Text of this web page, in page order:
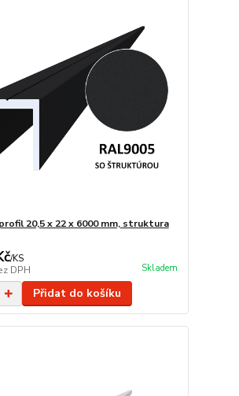
20,5 x 22 x 6000 mm, struktura
/KS
DPH Skladem
Přidat do košíku